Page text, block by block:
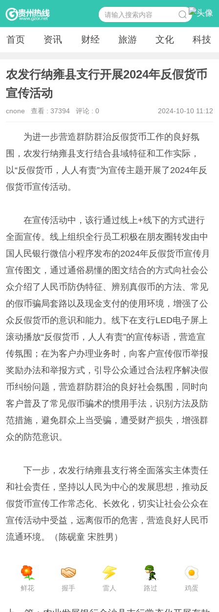
首页 资讯 财经 旅游 文化 科技
农发行纳雍县支行开展2024年反假货币
宣传活动
2024-10-10 11:12
cnone 查看 : 37394评论 : 0
为进一步营造群防群治反假货币工作的良好氛
围，农发行纳雍县支行结合县域特征和工作实际，
以“反假货币，人人有责”为宣传主题开展了2024年反
假货币宣传活动。
在宣传活动中，该行通过线上+线下的方式进行
全面宣传。线上组织全行员工积极在朋友圈转发由中
国人民银行微信小程序发布的2024年反假货币宣传月
宣传图文，通过通俗易懂的图文结合的方式向社会公
众介绍了人民币防伪特征、辨别真假币的方法、常见
的假币骗局套路以及现金支付的使用环境，增强了公
众反假货币的意识和能力。线下在支行LED电子屏上
滚动播放“反假货币，人人有责”的宣传标语，营造宣
传氛围；在为客户办理业务时，向客户宣传假币举报
奖励办法和举报方式，引导公众通过合法程序解决假
币纠纷问题，营造群防群治的良好社会氛围，同时向
客户普及了常见假币骗术的惯用手法，识别方法及防
范措施，避免群众上当受骗，遭受财产损失，增强群
众的防范意识。
下一步，农发行纳雍县支行将全面落实主体责任
和社会责任，坚持以人民为中心的发展思想，推动反
假货币宣传工作常态化、长效化，切实让社会公众在
宣传活动中受益，远离假币的危害，营造良好人民币
流通环境。（陈砚童 宋胜男）
鲜花 握手 雷人 路过 鸡蛋